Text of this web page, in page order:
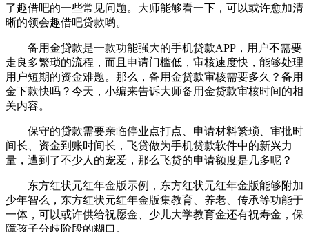
了趣借吧的一些常见问题。大师能够看一下，可以或许愈加清
晰的领会趣借吧贷款哟。
备用金贷款是一款功能强大的手机贷款APP，用户不需要
走良多繁琐的流程，而且申请门槛低，审核速度快，能够处理
用户短期的资金难题。那么，备用金贷款审核需要多久？备用
金下款快吗？今天，小编来告诉大师备用金贷款审核时间的相
关内容。
保守的贷款需要亲临停业点打点、申请材料繁琐、审批时
间长、资金到账时间长，飞贷做为手机贷款软件中的新兴力
量，遭到了不少人的宠爱，那么飞贷的申请额度是几多呢？
东方红状元红年金版示例，东方红状元红年金版能够附加
少年智么，东方红状元红年金版集教育、养老、传承等功能于
一体，可以或许供给祝愿金、少儿大学教育金还有祝寿金，保
障孩子分歧阶段的糊口。